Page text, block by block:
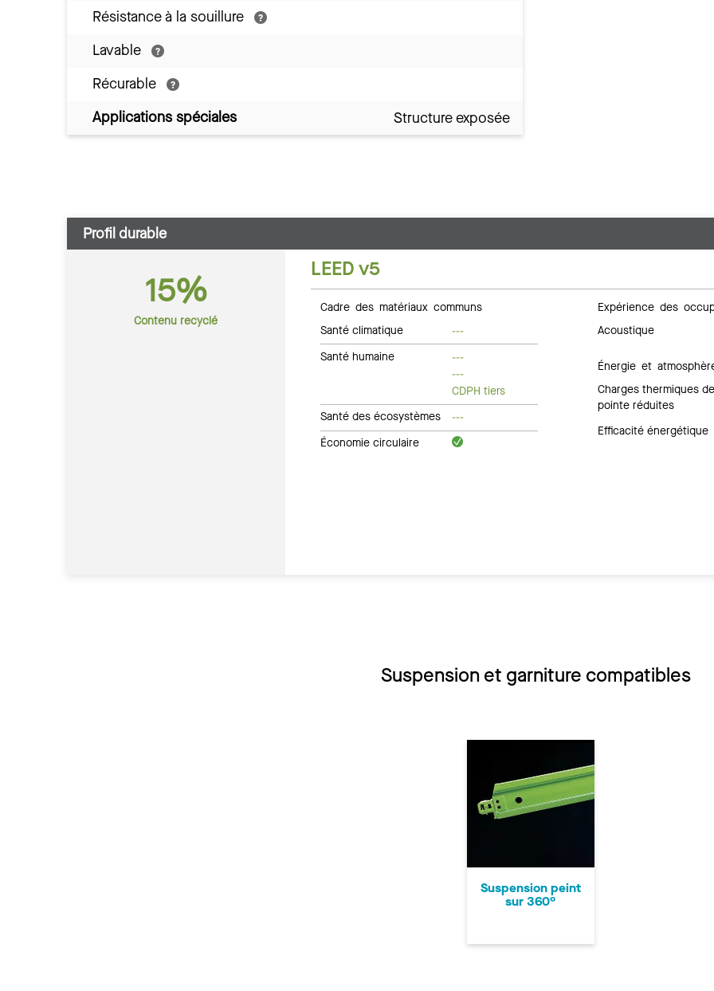
Résistance à la souillure
Lavable
Récurable
Applications spéciales
Structure exposée
Profil durable
15%
Contenu recyclé
LEED v5
Cadre des matériaux communs
Santé climatique
---
Santé humaine
---
---
CDPH tiers
Santé des écosystèmes
---
Économie circulaire
Expérience des
Acoustique
Énergie et
Charges thermiques
pointe réduites
Efficacité énergétique
Suspension et garniture compatibles
Suspension peint
sur 360°